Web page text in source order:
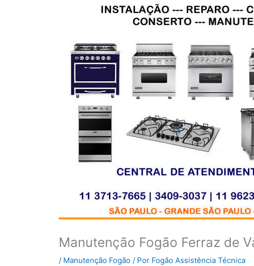
Manutenção Fogão Ferraz de
/ Manutenção Fogão / Por Fogão Assistência Técnica